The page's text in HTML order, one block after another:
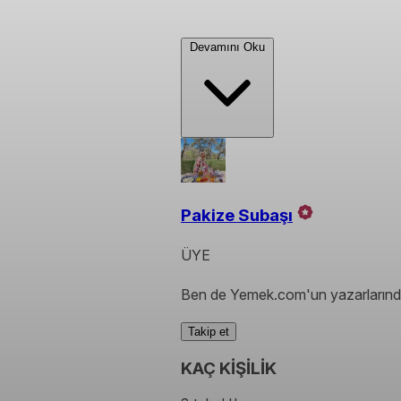
Devamını Oku
Pakize Subaşı
ÜYE
Ben de Yemek.com'un
Takip et
KAÇ KİŞİLİK